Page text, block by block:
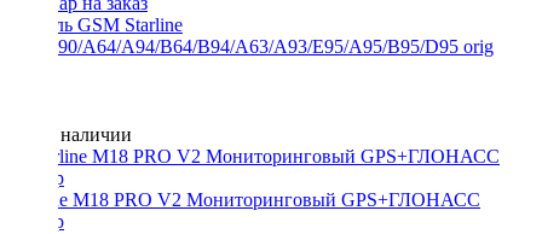
Модуль GSM Starline
E60/E90/A64/A94/B64/B94/A63/A93/E95/A95/B95/D95 orig
Нет в наличии
Starline M18 PRO V2 Мониторинговый GPS+ГЛОНАСС
трекер